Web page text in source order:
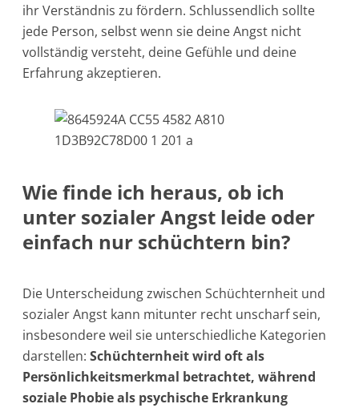
ihr Verständnis zu fördern. Schlussendlich sollte
jede Person, selbst wenn sie deine Angst nicht
vollständig versteht, deine Gefühle und deine
Erfahrung akzeptieren.
Wie finde ich heraus, ob ich
unter sozialer Angst leide oder
einfach nur schüchtern bin?
Die Unterscheidung zwischen Schüchternheit und
sozialer Angst kann mitunter recht unscharf sein,
insbesondere weil sie unterschiedliche Kategorien
darstellen: Schüchternheit wird oft als
Persönlichkeitsmerkmal betrachtet, während
soziale Phobie als psychische Erkrankung